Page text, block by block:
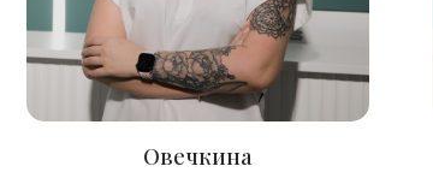
Овечкина